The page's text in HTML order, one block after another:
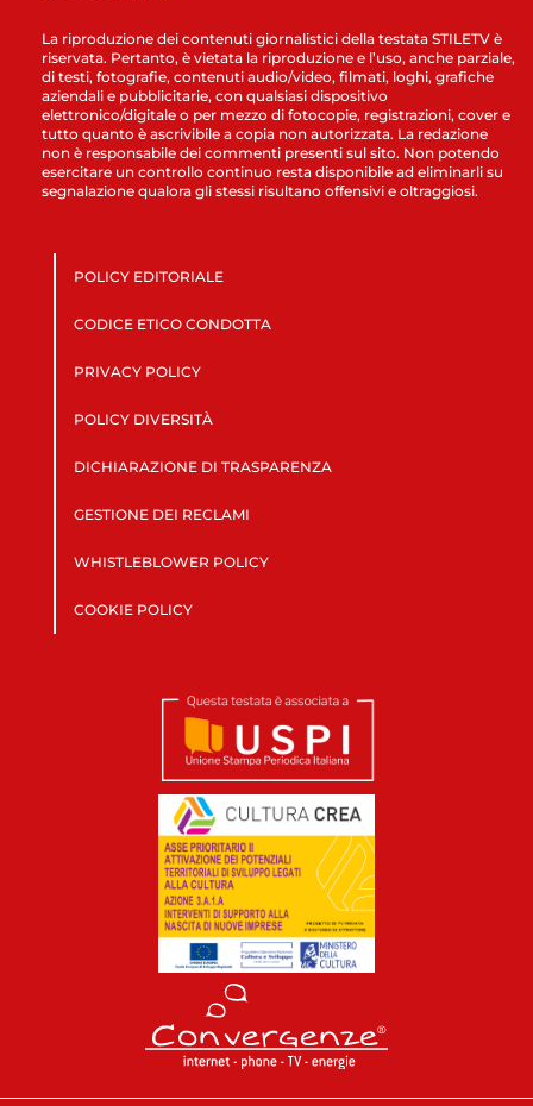
La riproduzione dei contenuti giornalistici della testata STILETV è
riservata. Pertanto, è vietata la riproduzione e l’uso, anche parziale,
di testi, fotografie, contenuti audio/video, filmati, loghi, grafiche
aziendali e pubblicitarie, con qualsiasi dispositivo
elettronico/digitale o per mezzo di fotocopie, registrazioni, cover e
tutto quanto è ascrivibile a copia non autorizzata. La redazione
non è responsabile dei commenti presenti sul sito. Non potendo
esercitare un controllo continuo resta disponibile ad eliminarli su
segnalazione qualora gli stessi risultano offensivi e oltraggiosi.
POLICY EDITORIALE
CODICE ETICO CONDOTTA
PRIVACY POLICY
POLICY DIVERSITÀ
DICHIARAZIONE DI TRASPARENZA
GESTIONE DEI RECLAMI
WHISTLEBLOWER POLICY
COOKIE POLICY